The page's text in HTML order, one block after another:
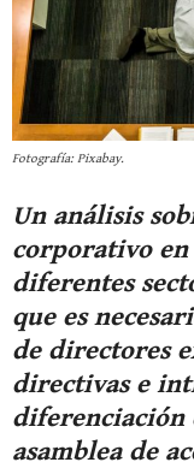
Fotografía: Pixabay.
Un análisis
corporativo en
diferentes
que es
de directores
directivas e
diferenciación
asamblea de